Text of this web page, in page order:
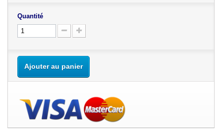
Quantité
Ajouter au panier